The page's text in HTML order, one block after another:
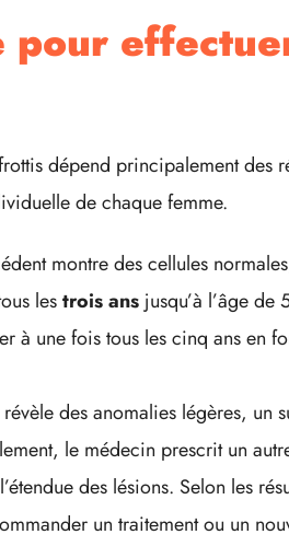
pour
dépend principalement des
de chaque femme.
montre des cellules
lestrois ans jusqu’à l’âge de
à une fois tous les cinq ans en
des anomalies légères, un
le médecin prescrit un
des lésions. Selon les
un traitement ou un